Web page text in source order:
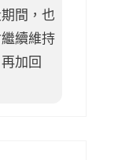
間，也
續維持
加回